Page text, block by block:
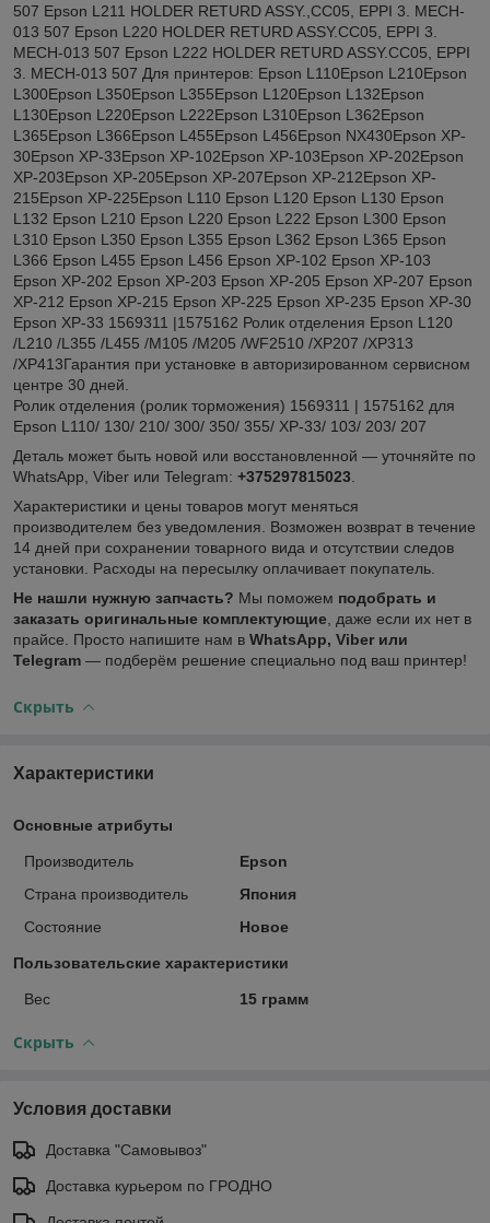
507 Epson L211 HOLDER RETURD ASSY.,CC05, EPPI 3. MECH-
013 507 Epson L220 HOLDER RETURD ASSY.CC05, EPPI 3.
MECH-013 507 Epson L222 HOLDER RETURD ASSY.CC05, EPPI
3. MECH-013 507 Для принтеров: Epson L110Epson L210Epson
L300Epson L350Epson L355Epson L120Epson L132Epson
L130Epson L220Epson L222Epson L310Epson L362Epson
L365Epson L366Epson L455Epson L456Epson NX430Epson XP-
30Epson XP-33Epson XP-102Epson XP-103Epson XP-202Epson
XP-203Epson XP-205Epson XP-207Epson XP-212Epson XP-
215Epson XP-225Epson L110 Epson L120 Epson L130 Epson
L132 Epson L210 Epson L220 Epson L222 Epson L300 Epson
L310 Epson L350 Epson L355 Epson L362 Epson L365 Epson
L366 Epson L455 Epson L456 Epson XP-102 Epson XP-103
Epson XP-202 Epson XP-203 Epson XP-205 Epson XP-207 Epson
XP-212 Epson XP-215 Epson XP-225 Epson XP-235 Epson XP-30
Epson XP-33 1569311 |1575162 Ролик отделения Epson L120
/L210 /L355 /L455 /M105 /M205 /WF2510 /XP207 /XP313
/XP413Гарантия при установке в авторизированном сервисном
центре 30 дней.
Ролик отделения (ролик торможения) 1569311 | 1575162 для
Epson L110/ 130/ 210/ 300/ 350/ 355/ XP-33/ 103/ 203/ 207
Деталь может быть новой или восстановленной — уточняйте по
WhatsApp, Viber или Telegram: +375297815023
Характеристики и цены товаров могут меняться
производителем без уведомления. Возможен возврат в течение
14 дней при сохранении товарного вида и отсутствии следов
установки. Расходы на пересылку оплачивает покупатель.
Не нашли нужную запчасть? Мы поможем подобрать и
заказать оригинальные комплектующие , даже если их нет в
прайсе. Просто напишите нам в WhatsApp, Viber или
Telegram — подберём решение специально под ваш принтер!
Скрыть
Характеристики
Основные атрибуты
Производитель
Epson
Страна производитель
Япония
Состояние
Новое
Пользовательские характеристики
Вес 15 грамм
Скрыть
Условия доставки
Доставка "Самовывоз"
Доставка курьером по ГРОДНО